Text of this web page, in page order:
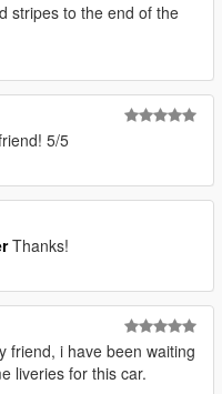
stripes to the end of the
5/5
Thanks!
friend, i have been waiting
liveries for this car.